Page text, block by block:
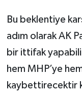
Bu beklentiye
adım olarak AK
bir ittifak
hem MHP’ye
kaybettirecektir